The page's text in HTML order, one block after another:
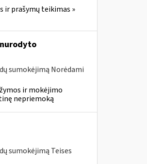
ir prašymų teikimas »
sumokėjimą Norėdami
ir mokėjimo
nepriemoką
sumokėjimą Teises